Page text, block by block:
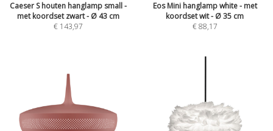
Caeser S houten hanglamp small -
met koordset zwart - Ø 43 cm
€ 143,97
Eos Mini hanglamp white - met
koordset wit - Ø 35 cm
€88,17